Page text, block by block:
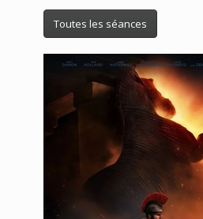
Toutes les séances